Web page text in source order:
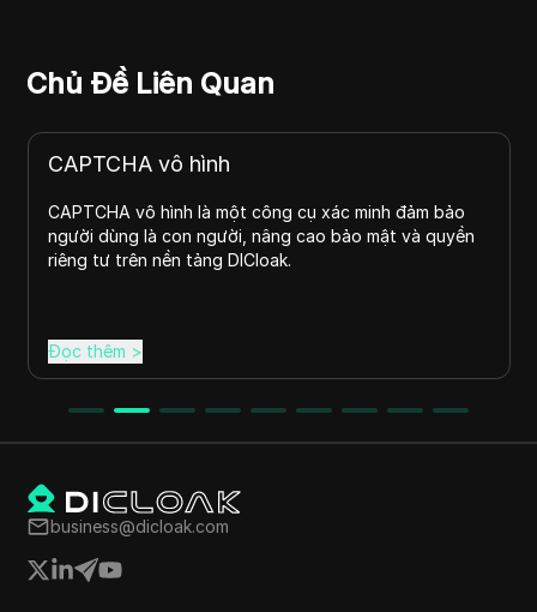
Chủ Đề Liên Quan
CAPTCHA vô hình
CAPTCHA vô hình là một công cụ xác minh đảm bảo
người dùng là con người, nâng cao bảo mật và quyền
riêng tư trên nền tảng DICloak.
Đọc thêm >
business@dicloak.com